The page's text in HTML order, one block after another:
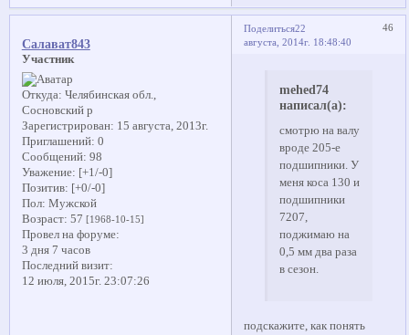
Поделиться 46
22
августа, 2014г. 18:48:40
Салават843
Участник
Откуда: Челябинская обл.,
Сосновский р
Зарегистрирован: 15 августа, 2013г.
Приглашений: 0
Сообщений: 98
Уважение: [+1/-0]
Позитив: [+0/-0]
Пол: Мужской
Возраст: 57 [1968-10-15]
Провел на форуме:
3 дня 7 часов
Последний визит:
12 июля, 2015г. 23:07:26
mehed74
написал(а):
смотрю на валу
вроде 205-е
подшипники. У
меня коса 130 и
подшипники
7207,
поджимаю на
0,5 мм два раза
в сезон.
подскажите, как понять